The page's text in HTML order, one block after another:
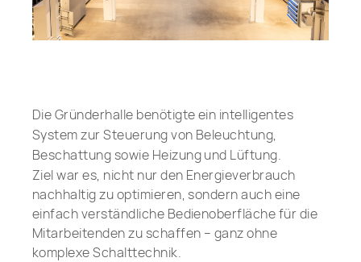
Die Gründerhalle benötigte ein intelligentes
System zur Steuerung von Beleuchtung,
Beschattung sowie Heizung und Lüftung.
Ziel war es, nicht nur den Energieverbrauch
nachhaltig zu optimieren, sondern auch eine
einfach verständliche Bedienoberfläche für die
Mitarbeitenden zu schaffen – ganz ohne
komplexe Schalttechnik.